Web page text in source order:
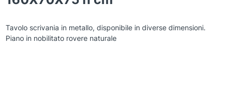
Tavolo scrivania in metallo, disponibile in diverse dimensioni.
Piano in nobilitato rovere naturale